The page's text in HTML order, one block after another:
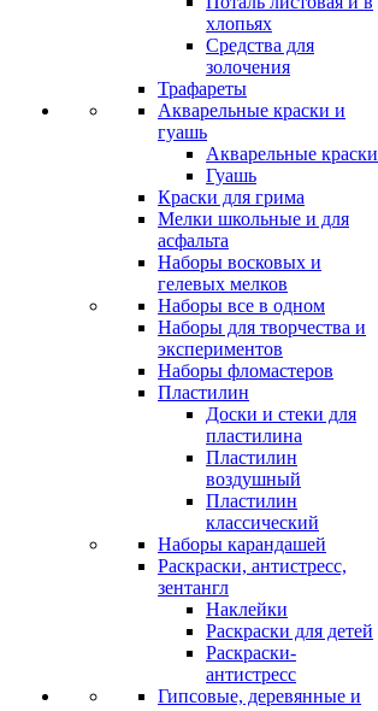
хлопьях
Средства для
золочения
Трафареты
Акварельные краски и
гуашь
Акварельные краски
Гуашь
Краски для грима
Мелки школьные и для
асфальта
Наборы восковых и
гелевых мелков
Наборы все в одном
Наборы для творчества и
экспериментов
Наборы фломастеров
Пластилин
Доски и стеки для
пластилина
Пластилин
воздушный
Пластилин
классический
Наборы карандашей
Раскраски, антистресс,
зентангл
Наклейки
Раскраски для детей
Раскраски-
антистресс
Гипсовые, деревянные и